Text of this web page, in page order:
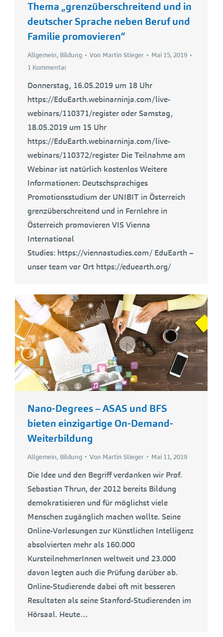
Thema „grenzüberschreitend und in
deutscher Sprache neben Beruf und
Familie promovieren“
Allgemein, Bildung Von Martin Stieger
Mai 15, 2019
1 Kommentar
Donnerstag, 16.05.2019 um 18 Uhr
https://EduEarth.webinarninja.com/live-
webinars/110371/register oder Samstag,
18.05.2019 um 15 Uhr
https://EduEarth.webinarninja.com/live-
webinars/110372/register Die Teilnahme am
Webinar ist natürlich kostenlos Weitere
Informationen: Deutschsprachiges
Promotionsstudium der UNIBIT in Österreich
grenzüberschreitend und in Fernlehre in
Österreich promovieren VIS Vienna
International
Studies: https://viennastudies.com/ EduEarth –
unser team vor Ort https://eduearth.org/
Nano-Degrees – ASAS und BFS
bieten einzigartige On-Demand-
Weiterbildung
Allgemein, Bildung Von Martin Stieger Mai 11, 2019
Die Idee und den Begriff verdanken wir Prof.
Sebastian Thrun, der 2012 bereits Bildung
demokratisieren und für möglichst viele
Menschen zugänglich machen wollte. Seine
Online-Vorlesungen zur Künstlichen Intelligenz
absolvierten mehr als 160.000
KursteilnehmerInnen weltweit und 23.000
davon legten auch die Prüfung darüber ab.
Online-Studierende dabei oft mit besseren
Resultaten als seine Stanford-Studierenden im
Hörsaal. Heute…